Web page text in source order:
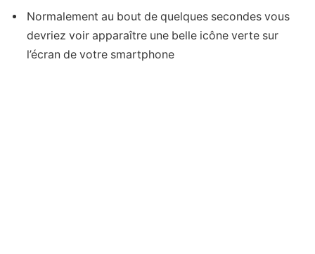
Normalement au bout de quelques secondes vous
devriez voir apparaître une belle icône verte sur
l’écran de votre smartphone